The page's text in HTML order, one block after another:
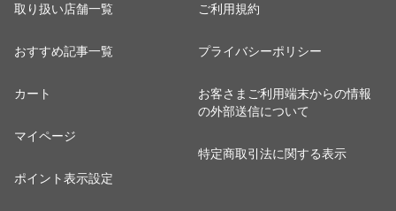
取り扱い店舗一覧
おすすめ記事一覧
カート
マイページ
ポイント表示設定
ご利用規約
プライバシーポリシー
お客さまご利用端末からの情報
の外部送信について
特定商取引法に関する表示